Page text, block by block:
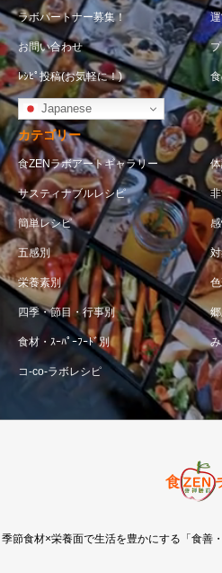
ラボパートナー募集！
お問い合わせ
ﾚｼﾋﾟ投稿(お気軽に！)
Japanese
カテゴリー
食ZENラボアートギャラリー
サスティナブルレシピ
簡単レシピ
五感別
栄養素別
四季・節目・行事別
食材・ｽｰﾊﾟｰﾌｰﾄﾞ別
コ-co-ラボレシピ
季節食材×栄養面で生活を豊かにする「食善